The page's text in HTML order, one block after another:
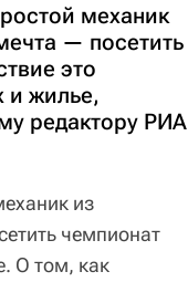
механик
— посетить
это
и жилье,
редактору РИА
из
чемпионат
О том, как